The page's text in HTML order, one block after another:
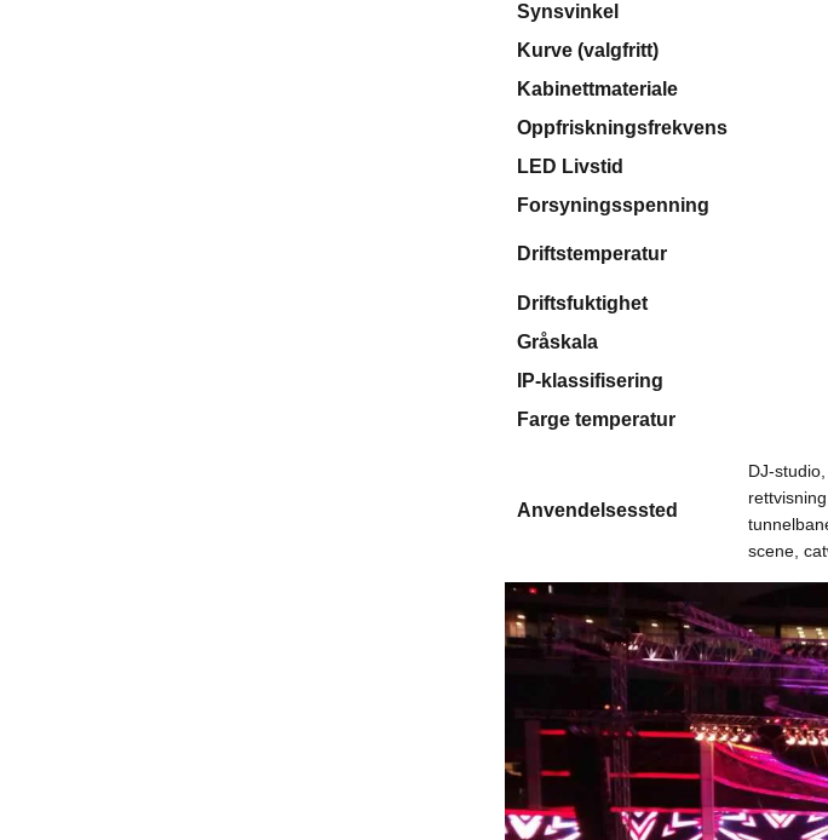
Synsvinkel
Kurve (valgfritt)
Kabinettmateriale
Oppfriskningsfrekvens
LED Livstid
Forsyningsspenning
Driftstemperatur
Driftsfuktighet
Gråskala
IP-klassifisering
Farge temperatur
Anvendelsessted
DJ-
scene,